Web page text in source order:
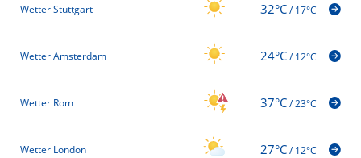
Wetter Stuttgart 32°C/17°C
Wetter Amsterdam 24°C/12°C
Wetter Rom 37°C/23°C
Wetter London 27°C/12°C